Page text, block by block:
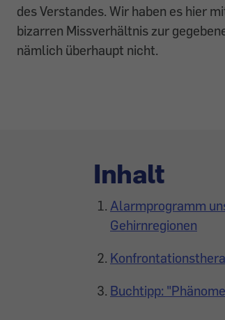
des Verstandes. Wir haben es hier
bizarren Missverhältnis zur
nämlich überhaupt nicht.
Inhalt
Alarmprogramm
Gehirnregionen
Buchtipp: